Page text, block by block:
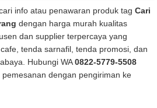
info atau penawaran produk tag Cari
dengan harga murah kualitas
dan supplier terpercaya yang
tenda sarnafil, tenda promosi, dan
Hubungi WA0822-5779-5508
dengan pengiriman ke